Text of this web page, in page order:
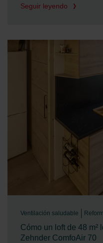
Seguir leyendo
Ventilación saludable
Cómo un loft de 48 m²
Zehnder ComfoAir 70